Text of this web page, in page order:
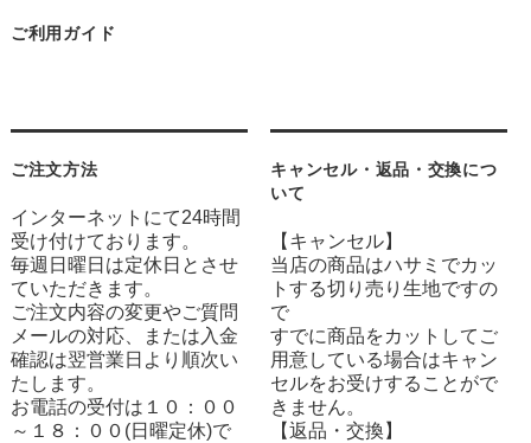
ご利用ガイド
ご注文方法
インターネットにて24時間
受け付けております。
毎週日曜日は定休日とさせ
ていただきます。
ご注文内容の変更やご質問
メールの対応、または入金
確認は翌営業日より順次い
たします。
お電話の受付は１０：００
～１８：００(日曜定休)で
キャンセル・返品・交換につ
いて
【キャンセル】
当店の商品はハサミでカッ
トする切り売り生地ですの
で
すでに商品をカットしてご
用意している場合はキャン
セルをお受けすることがで
きません。
【返品・交換】